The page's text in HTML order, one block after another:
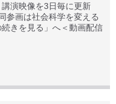
講演映像を3日毎に更新
参画は社会科学を変える
きを見る」へ＜動画配信